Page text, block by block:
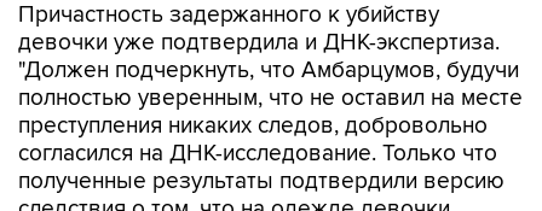
Причастность задержанного к убийству
девочки уже подтвердила и ДНК-экспертиза.
"Должен подчеркнуть, что Амбарцумов, будучи
полностью уверенным, что не оставил на месте
преступления никаких следов, добровольно
согласился на ДНК-исследование. Только что
полученные результаты подтвердили версию